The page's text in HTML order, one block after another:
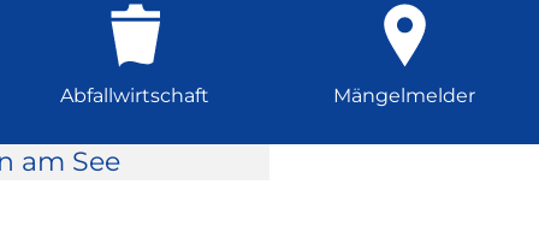
Abfallwirtschaft Mängelmelder
am See